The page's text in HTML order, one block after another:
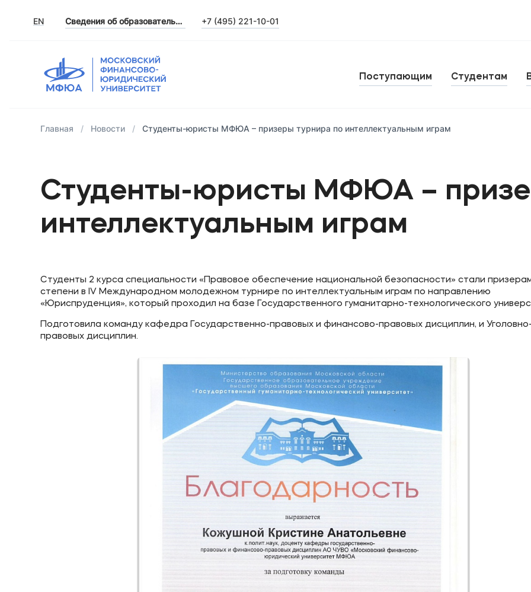
EN Сведения об образовательной организации +7 (495) 221-10-01
Поступающим Студентам
Главная Новости Студенты-юристы МФЮА – призеры турнира по интеллектуальным играм
Студенты-юристы МФЮА –
интеллектуальным играм
Студенты 2 курса специальности «Правовое обеспечение национальной безопасности» стали
степени в IV Международном молодежном турнире по интеллектуальным играм по направлению
«Юриспруденция», который проходил на базе Государственного гуманитарно-технологического
Подготовила команду кафедра Государственно-правовых и финансово-правовых дисциплин, и Уголовно-
правовых дисциплин.